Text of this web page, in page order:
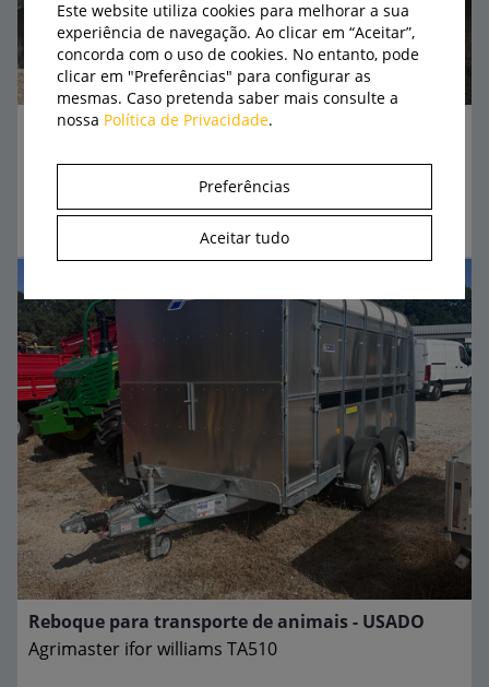
Trator convencional - USADO
Reboque para transporte de animais - USADO
Agrimaster ifor williams TA510
Este website utiliza cookies para melhorar a sua
experiência de navegação. Ao clicar em “Aceitar”,
concorda com o uso de cookies. No entanto, pode
clicar em "Preferências" para configurar as
mesmas. Caso pretenda saber mais consulte a
nossa Política de Privacidade.
Preferências
Aceitar tudo